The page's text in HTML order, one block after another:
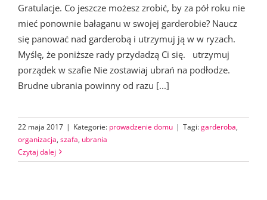
Gratulacje. Co jeszcze możesz zrobić, by za pół roku nie
mieć ponownie bałaganu w swojej garderobie? Naucz
się panować nad garderobą i utrzymuj ją w w ryzach.
Myślę, że poniższe rady przydadzą Ci się. utrzymuj
porządek w szafie Nie zostawiaj ubrań na podłodze.
Brudne ubrania powinny od razu [...]
22 maja 2017 | Kategorie: prowadzenie domu | Tagi:garderoba,
organizacja, szafa, ubrania
Czytaj dalej